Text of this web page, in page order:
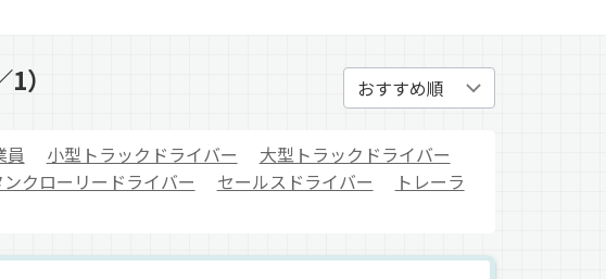
）
員 小型トラックドライバー
大型トラックドライバー
ンクローリードライバー セールスドライバー
トレーラ